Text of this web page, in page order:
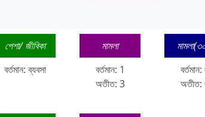
পেশা/ জীবিকা
বর্তমান: ব্যবসা
মামলা
বর্তমান: 1
অতীত: 3
অতীত: